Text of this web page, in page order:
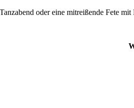
oder eine mitreißende Fete